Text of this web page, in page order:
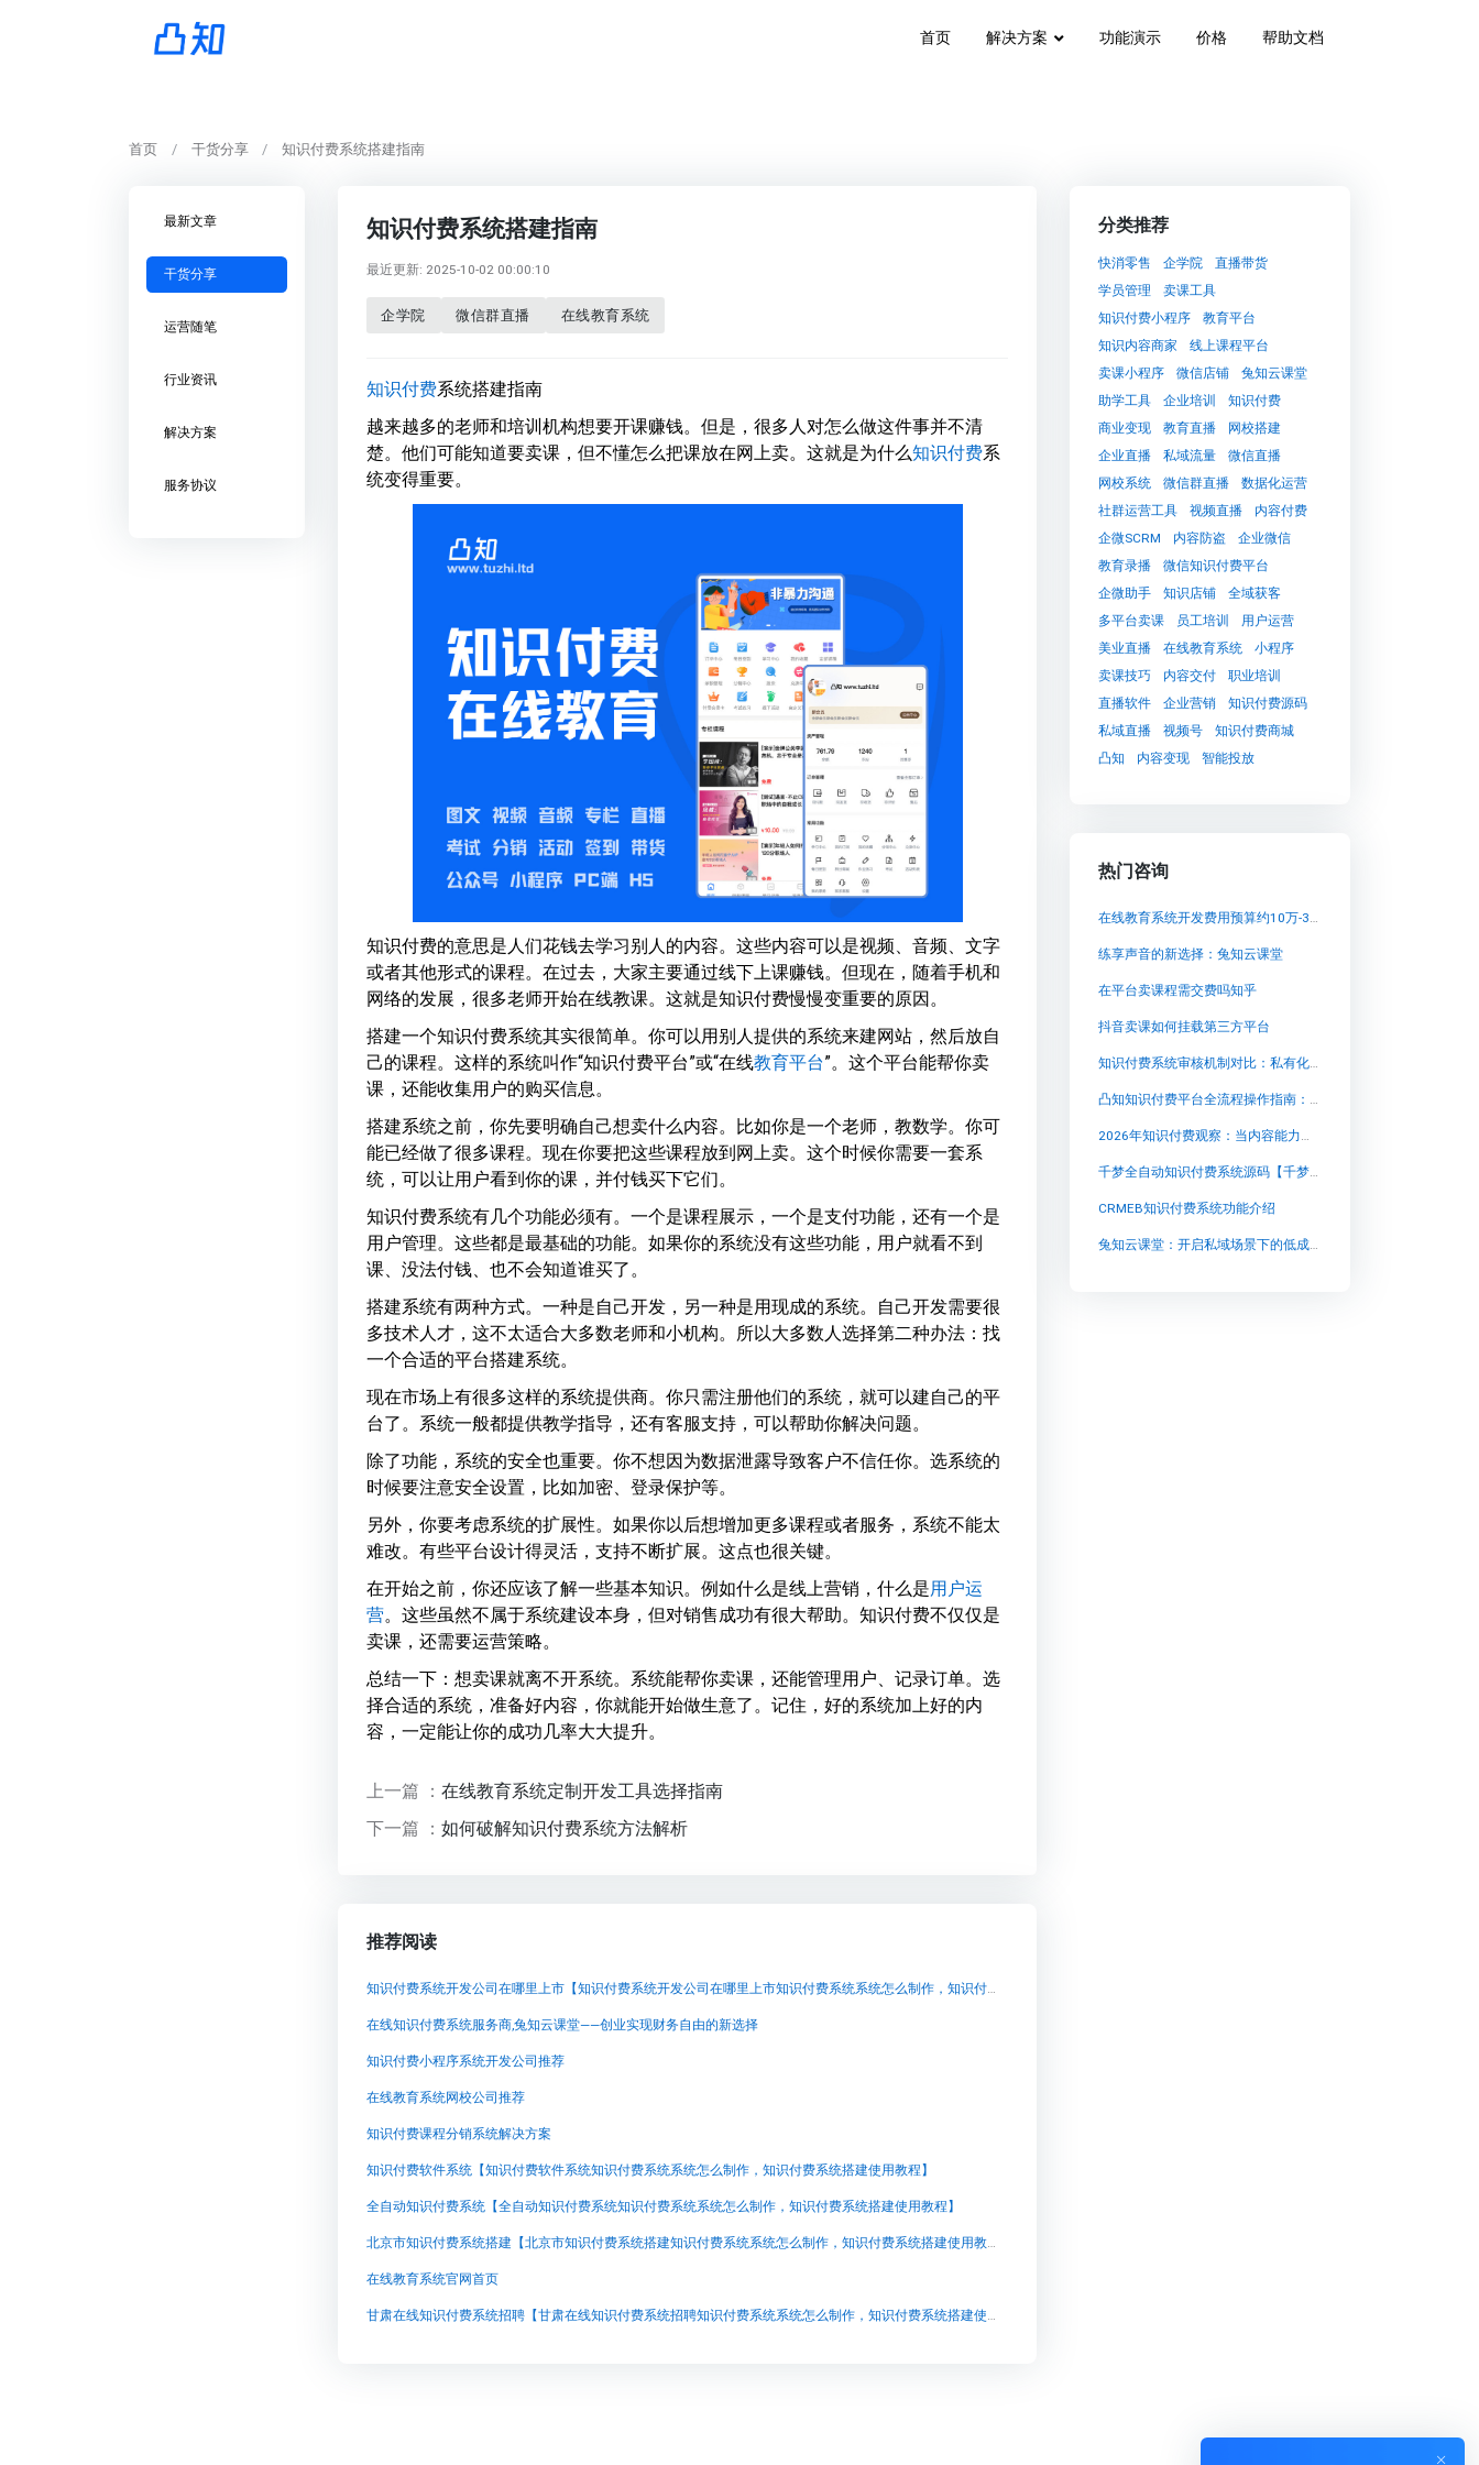
首页 解决方案 功能演示 价格 帮助文档
首页 干货分享 知识付费系统搭建指南
最新文章
干货分享
运营随笔
行业资讯
解决方案
服务协议
知识付费系统搭建指南
最近更新: 2025-10-02 00:00:10
企学院 微信群直播 在线教育系统
知识付费系统搭建指南
越来越多的老师和培训机构想要开课赚钱。但是，很多人对怎么做这件事并不清
楚。他们可能知道要卖课，但不懂怎么把课放在网上卖。这就是为什么知识付费系
统变得重要。
知识付费的意思是人们花钱去学习别人的内容。这些内容可以是视频、音频、文字
或者其他形式的课程。在过去，大家主要通过线下上课赚钱。但现在，随着手机和
网络的发展，很多老师开始在线教课。这就是知识付费慢慢变重要的原因。
搭建一个知识付费系统其实很简单。你可以用别人提供的系统来建网站，然后放自
己的课程。这样的系统叫作“知识付费平台”或“在线教育平台”。这个平台能帮你卖
课，还能收集用户的购买信息。
搭建系统之前，你先要明确自己想卖什么内容。比如你是一个老师，教数学。你可
能已经做了很多课程。现在你要把这些课程放到网上卖。这个时候你需要一套系
统，可以让用户看到你的课，并付钱买下它们。
知识付费系统有几个功能必须有。一个是课程展示，一个是支付功能，还有一个是
用户管理。这些都是最基础的功能。如果你的系统没有这些功能，用户就看不到
课、没法付钱、也不会知道谁买了。
搭建系统有两种方式。一种是自己开发，另一种是用现成的系统。自己开发需要很
多技术人才，这不太适合大多数老师和小机构。所以大多数人选择第二种办法：找
一个合适的平台搭建系统。
现在市场上有很多这样的系统提供商。你只需注册他们的系统，就可以建自己的平
台了。系统一般都提供教学指导，还有客服支持，可以帮助你解决问题。
除了功能，系统的安全也重要。你不想因为数据泄露导致客户不信任你。选系统的
时候要注意安全设置，比如加密、登录保护等。
另外，你要考虑系统的扩展性。如果你以后想增加更多课程或者服务，系统不能太
难改。有些平台设计得灵活，支持不断扩展。这点也很关键。
在开始之前，你还应该了解一些基本知识。例如什么是线上营销，什么是用户运
营。这些虽然不属于系统建设本身，但对销售成功有很大帮助。知识付费不仅仅是
卖课，还需要运营策略。
总结一下：想卖课就离不开系统。系统能帮你卖课，还能管理用户、记录订单。选
择合适的系统，准备好内容，你就能开始做生意了。记住，好的系统加上好的内
容，一定能让你的成功几率大大提升。
上一篇 ： 在线教育系统定制开发工具选择指南
下一篇 ： 如何破解知识付费系统方法解析
推荐阅读
知识付费系统开发公司在哪里上市【知识付费系统开发公司在哪里上市知识付费系统系统怎么制作，知识付费系统搭建使用教程】
在线知识付费系统服务商,兔知云课堂——创业实现财务自由的新选择
知识付费小程序系统开发公司推荐
在线教育系统网校公司推荐
知识付费课程分销系统解决方案
知识付费软件系统【知识付费软件系统知识付费系统系统怎么制作，知识付费系统搭建使用教程】
全自动知识付费系统【全自动知识付费系统知识付费系统系统怎么制作，知识付费系统搭建使用教程】
北京市知识付费系统搭建【北京市知识付费系统搭建知识付费系统系统怎么制作，知识付费系统搭建使用教程】
在线教育系统官网首页
甘肃在线知识付费系统招聘【甘肃在线知识付费系统招聘知识付费系统系统怎么制作，知识付费系统搭建使用教程】
分类推荐
快消零售 企学院
直播带货
学员管理
卖课工具
知识付费小程序
教育平台
知识内容商家
线上课程平台
卖课小程序
微信店铺
兔知云课堂
助学工具
企业培训
知识付费
商业变现
教育直播
网校搭建
企业直播
私域流量
微信直播
网校系统
微信群直播
数据化运营
社群运营工具
视频直播
内容付费
企微SCRM
内容防盗
企业微信
教育录播
微信知识付费平台
企微助手
知识店铺
全域获客
多平台卖课
员工培训
用户运营
美业直播
在线教育系统
小程序
卖课技巧
内容交付
职业培训
直播软件
企业营销
知识付费源码
私域直播
视频号
知识付费商城
凸知
内容变现 智能投放
热门咨询
在线教育系统开发费用预算约10万-30万
练享声音的新选择：兔知云课堂
在平台卖课程需交费吗知乎
抖音卖课如何挂载第三方平台
知识付费系统审核机制对比：私有化部署如何影响内容安全与运营效率？
凸知知识付费平台全流程操作指南：从零到一构建你的专属知识变现体系
2026年知识付费观察：当内容能力与商业结果错位，私域直播如何重塑价值兑现路径
千梦全自动知识付费系统源码【千梦全自动知识付费系统源码知识付费系统系统怎么制作，知识付费系统搭建使用教程】
CRMEB知识付费系统功能介绍
兔知云课堂：开启私域场景下的低成本知识付费时代